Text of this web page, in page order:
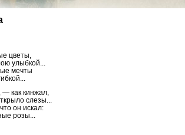
цветы,
улыбкой...
мечты
— как кинжал,
слезы...
он искал:
розы...